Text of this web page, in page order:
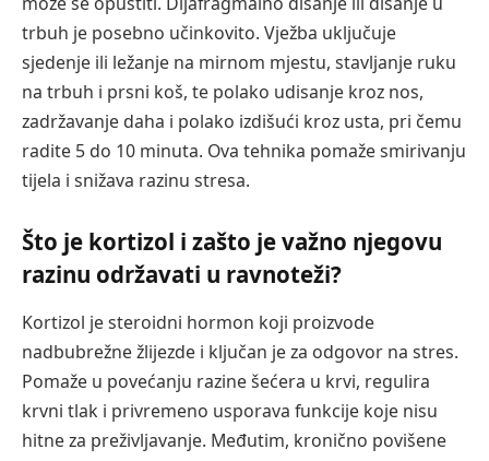
trbuh je posebno učinkovito. Vježba uključuje
sjedenje ili ležanje na mirnom mjestu, stavljanje ruku
na trbuh i prsni koš, te polako udisanje kroz nos,
zadržavanje daha i polako izdišući kroz usta, pri čemu
radite 5 do 10 minuta. Ova tehnika pomaže smirivanju
tijela i snižava razinu stresa.
Što je kortizol i zašto je važno njegovu
razinu održavati u ravnoteži?
Kortizol je steroidni hormon koji proizvode
nadbubrežne žlijezde i ključan je za odgovor na stres.
Pomaže u povećanju razine šećera u krvi, regulira
krvni tlak i privremeno usporava funkcije koje nisu
hitne za preživljavanje. Međutim, kronično povišene